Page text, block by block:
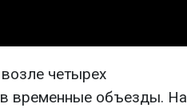
четырех
временные объезды. На